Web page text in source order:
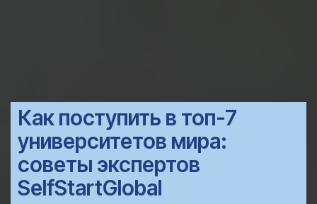
Как поступить в топ-7
университетов мира:
советы экспертов
SelfStartGlobal